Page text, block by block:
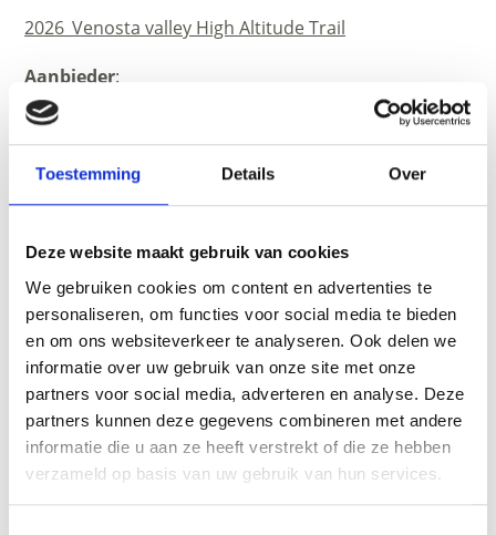
Toestemming Details Over
Deze website maakt gebruik van cookies
We gebruiken cookies om content en advertenties te
personaliseren, om functies voor social media te bieden
en om ons websiteverkeer te analyseren. Ook delen we
informatie over uw gebruik van onze site met onze
partners voor social media, adverteren en analyse. Deze
partners kunnen deze gegevens combineren met andere
informatie die u aan ze heeft verstrekt of die ze hebben
verzameld op basis van uw gebruik van hun services.
2026_Venosta valley High Altitude Trail
Aanbieder:
Val Venosta Touristik
Tel. +39 0473 616742
www.vinschgau-touristik.com